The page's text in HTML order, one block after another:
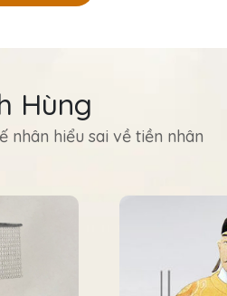
Hùng
hiểu sai về tiền nhân